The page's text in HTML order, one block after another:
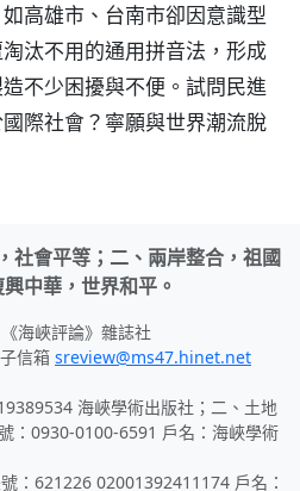
高雄市、台南市卻因意識型
汰不用的通用拼音法，形成
不少困擾與不便。試問民進
際社會？寧願與世界潮流脫
社會平等；二、兩岸整合，祖國
中華，世界和平。
海峽評論》雜誌社
信箱 sreview@ms47.hinet.net
海峽學術出版社；二、土地
：0930-0100-6591 戶名：海峽學術
：621226 02001392411174 戶名：